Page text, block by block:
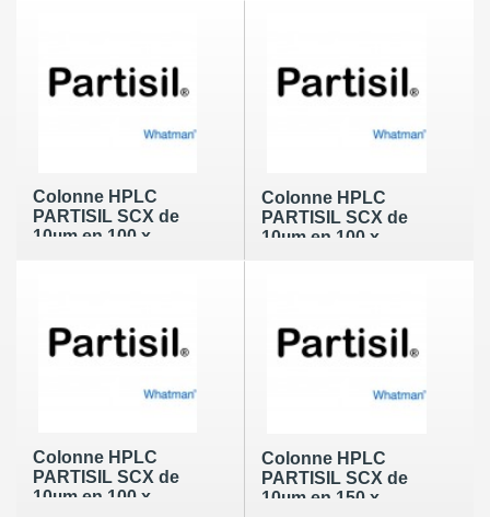
Colonne HPLC
PARTISIL SCX de
10µm en 100 x
Colonne HPLC
PARTISIL SCX de
10µm en 100 x
Colonne HPLC
PARTISIL SCX de
10µm en 100 x
Colonne HPLC
PARTISIL SCX de
10µm en 150 x